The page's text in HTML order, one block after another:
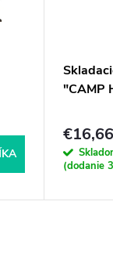
"CAMP
€16,66
(dodanie